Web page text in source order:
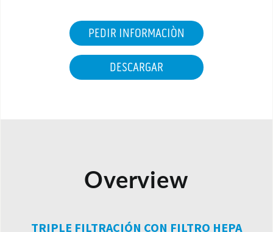
PEDIR INFORMACIÒN
DESCARGAR
Overview
TRIPLE FILTRACIÓN CON FILTRO HEPA